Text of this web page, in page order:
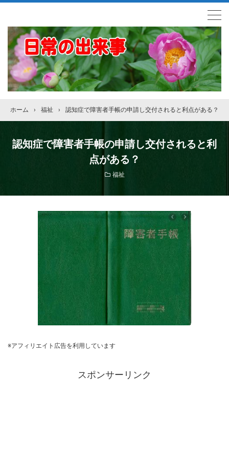
ホーム › 福祉 › 認知症で障害者手帳の申請し交付されると利点がある？
認知症で障害者手帳の申請し交付されると利
点がある？
福祉
※アフィリエイト広告を利用しています
スポンサーリンク